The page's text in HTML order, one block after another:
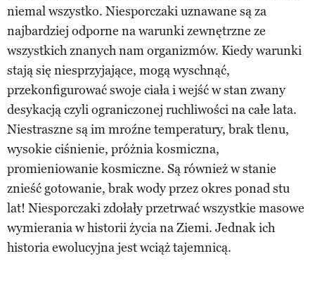
niemal wszystko. Niesporczaki uznawane są za
najbardziej odporne na warunki zewnętrzne ze
wszystkich znanych nam organizmów. Kiedy warunki
stają się niesprzyjające, mogą wyschnąć,
przekonfigurować swoje ciała i wejść w stan zwany
desykacją czyli ograniczonej ruchliwości na całe lata.
Niestraszne są im mroźne temperatury, brak tlenu,
wysokie ciśnienie, próżnia kosmiczna,
promieniowanie kosmiczne. Są również w stanie
znieść gotowanie, brak wody przez okres ponad stu
lat! Niesporczaki zdołały przetrwać wszystkie masowe
wymierania w historii życia na Ziemi. Jednak ich
historia ewolucyjna jest wciąż tajemnicą.